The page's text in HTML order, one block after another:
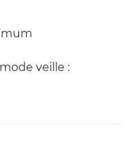
veille :